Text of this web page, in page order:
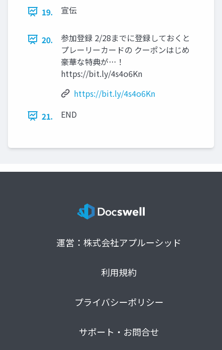
19. 宣伝
20.
参加登録 2/28までに登録しておくと
プレーリーカードの クーポンはじめ
豪華な特典が…！
https://bit.ly/4s4o6Kn
https://bit.ly/4s4o6Kn
21.
END
運営：株式会社アプルーシッド
利用規約
プライバシーポリシー
サポート・お問合せ